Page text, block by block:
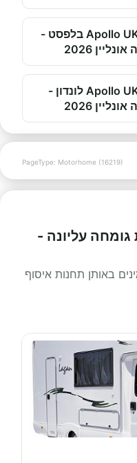
השכרת קרוואנים - Apollo UK בלפסט -
2026
השכרת קרוואנים - Apollo UK לונדון -
2026
PageType: Motorhome (16219)
גומחה עליונה -
באותן תחנות איסוף